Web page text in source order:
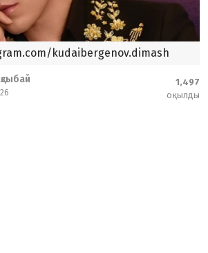
kudaibergenov.dimash
1,497
оқылды